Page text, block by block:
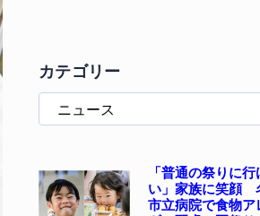
カテゴリー
「普通の祭りに行
い」家族に笑顔
市立病院で食物ア